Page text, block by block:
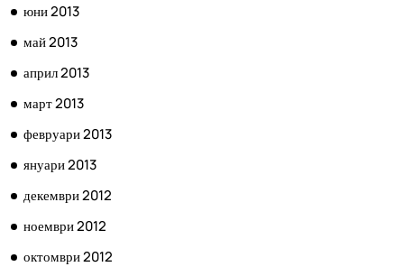
юни 2013
май 2013
април 2013
март 2013
февруари 2013
януари 2013
декември 2012
ноември 2012
октомври 2012